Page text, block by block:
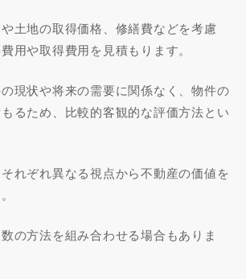
土地の取得価格、修繕費などを考慮
用や取得費用を見積もります。
現状や将来の需要に関係なく、物件の
るため、比較的客観的な評価方法とい
れぞれ異なる視点から不動産の価値を
の方法を組み合わせる場合もありま